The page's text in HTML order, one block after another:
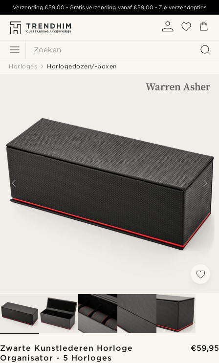
Zoeken
Verzending€59,00 - Gratis verzending vanaf €59,00- Zie verzendopties
Horloges Horlogedozen/-boxen
Zwarte Kunstlederen Horloge
Organisator - 5 Horloges
€59,95